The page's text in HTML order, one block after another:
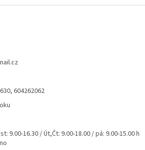
604262062
9.00-16.30 / Út,Čt: 9.00-18.00 / pá: 9.00-15.00 h